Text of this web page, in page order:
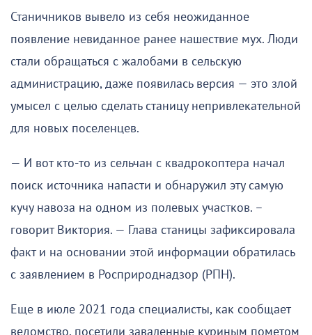
Станичников вывело из себя неожиданное
появление невиданное ранее нашествие мух. Люди
стали обращаться с жалобами в сельскую
администрацию, даже появилась версия — это злой
умысел с целью сделать станицу непривлекательной
для новых поселенцев.
— И вот кто-то из сельчан с квадрокоптера начал
поиск источника напасти и обнаружил эту самую
кучу навоза на одном из полевых участков. –
говорит Виктория. — Глава станицы зафиксировала
факт и на основании этой информации обратилась
с заявлением в Росприроднадзор (РПН).
Еще в июле 2021 года специалисты, как сообщает